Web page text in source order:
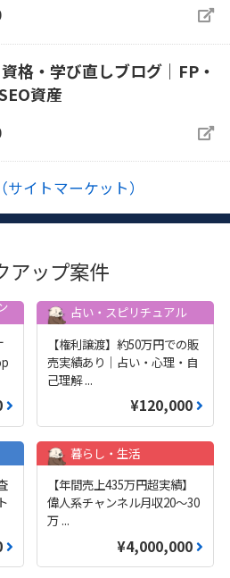
格・学び直しブログ｜FP・
資産
イトマーケット）
アップ案件
占い・スピリチュアル
【権利譲渡】約50万円での販
売実績あり｜占い・心理・自
己理解...
¥120,000
暮らし・生活
【年間売上435万円超実績】
偉人系チャンネル月収20～30
万 ...
¥4,000,000